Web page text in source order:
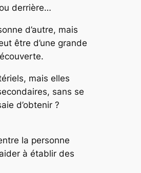
derrière…
d’autre, mais
être d’une grande
mais elles
sans se
d’obtenir ?
la personne
à établir des